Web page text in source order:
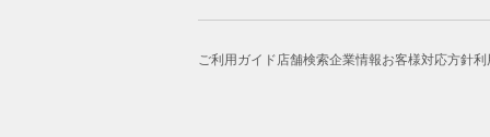
ご利用ガイド店舗検索企業情報お客様対応方針利